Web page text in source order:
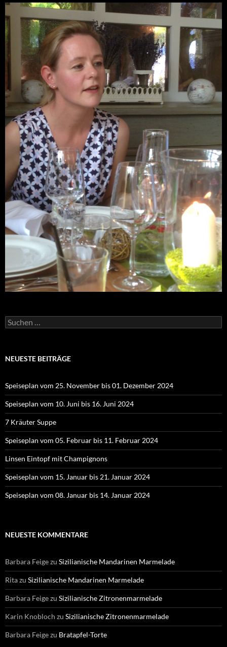
Suchen
nach:
NEUESTE BEITRÄGE
Speiseplan vom 25. November bis 01. Dezember 2024
Speiseplan vom 10. Juni bis 16. Juni 2024
7 Kräuter Suppe
Speiseplan vom 05. Februar bis 11. Februar 2024
Linsen Eintopf mit Champignons
Speiseplan vom 15. Januar bis 21. Januar 2024
Speiseplan vom 08. Januar bis 14. Januar 2024
NEUESTE KOMMENTARE
Barbara Feigezu Sizilianische Mandarinen Marmelade
Ritazu Sizilianische Mandarinen Marmelade
Barbara Feigezu Sizilianische Zitronenmarmelade
Karin Knobloch zu Sizilianische Zitronenmarmelade
Barbara Feigezu Bratapfel-Torte